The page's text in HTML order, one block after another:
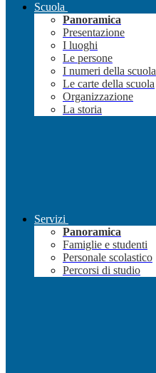
Scuola
Panoramica
Presentazione
I luoghi
Le persone
I numeri della scuola
Le carte della scuola
Organizzazione
La storia
Servizi
Panoramica
Famiglie e studenti
Personale scolastico
Percorsi di studio